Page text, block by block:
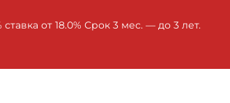
от 18.0% Срок 3 мес. — до 3 лет.